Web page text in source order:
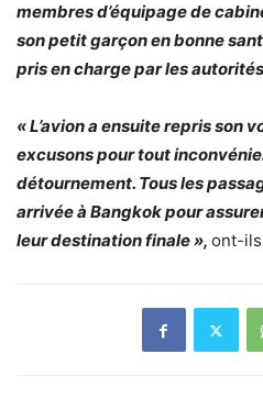
membres d’équipage de
son petit garçon en bonne
pris en charge par les
« L’avion a ensuite repris son
excusons pour tout
détournement. Tous les
arrivée à Bangkok pour
leur destination finale », ont-